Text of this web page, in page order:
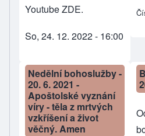
Youtube ZDE.
So, 24. 12. 2022 - 16:00
Nedělní bohoslužby -
20. 6. 2021 -
Apoštolské vyznání
víry - těla z mrtvých
vzkříšení a život
věčný. Amen